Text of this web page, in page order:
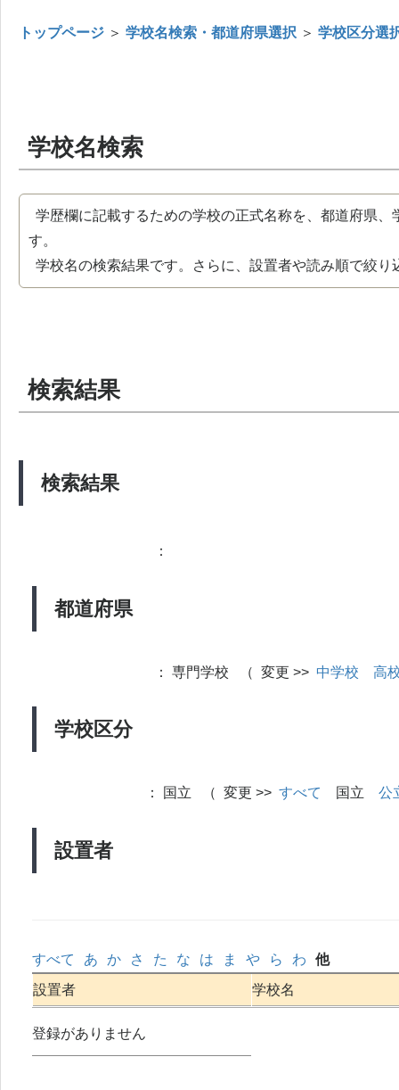
トップページ ＞ 学校名検索・都道府県選択 ＞ 学校区分選
学校名検索
学歴欄に記載するための学校の正式名称を、都道府県
す。
学校名の検索結果です。さらに、設置者や読み順で絞り
検索結果
検索結果
都道府県
：
学校区分
： 専門学校 （ 変更 >> 中学校 高
設置者
： 国立 （ 変更 >> すべて 国立 公
すべて あ か さ た な は ま や ら わ
他
設置者
学校名
登録がありません